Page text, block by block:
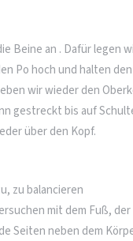
Beine an . Dafür legen
Po hoch und halten
wir wieder den
gestreckt bis auf
über den Kopf.
zu balancieren
mit dem Fuß, der
Seiten neben dem